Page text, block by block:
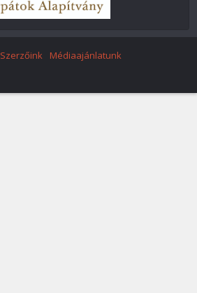
Szerzőink
Médiaajánlatunk